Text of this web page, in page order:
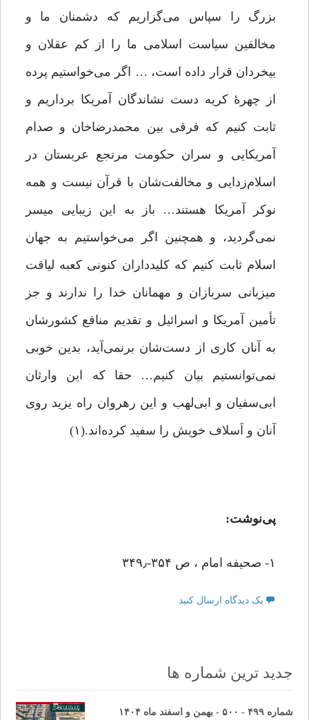
بزرگ را سپاس می‌گزاریم که دشمنان ما و
مخالفین سیاست اسلامی ما را از کم‏‎ ‎‏عقلان و
بیخردان قرار داده است، … اگر می‌خواستیم پرده
‎‏ثابت کنیم که فرقی بین محمدرضاخان و صدام
آمریکایی و سران حکومت مرتجع‏‎ ‎‏عربستان در
اسلام‌زدایی و مخالفت‌شان با قرآن نیست و همه
نوکر آمریکا هستند… باز به‏‎ ‎‏این زیبایی میسر
نمی‌گردید، و همچنین اگر می‌خواستیم به جهان
اسلام ثابت کنیم که‏‎ ‎‏کلیدداران کنونی کعبه لیاقت
میزبانی سربازان و مهمانان خدا را ندارند و جز
تأمین آمریکا‏‎ ‎‏و اسرائیل و تقدیم منافع کشورشان
‎‏نمی‌توانستیم بیان کنیم… حقا که این وارثان
ابی‌سفیان و ابی‌لهب و این‏‎ ‎‏رهروان راه یزید روی
آنان و اَسلاف خویش را سفید کرده‌اند.‏(۱)
پی‌نوشت:
۱- صحیفه امام ، ص ۳۵۴-۳۴۹٫
یک دیدگاه ارسال کنید
جدید ترین شماره ها
شماره ۴۹۹ - ۵۰۰ - بهمن و اسفند ماه ۱۴۰۴